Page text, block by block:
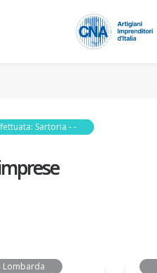
Sartoria - -
Lombarda